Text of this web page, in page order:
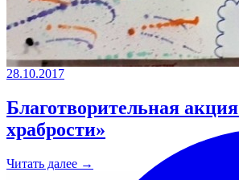
28.10.2017
Благотворительная
храбрости»
Читать далее →